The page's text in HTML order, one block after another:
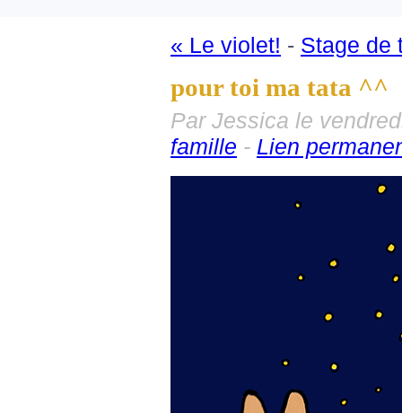
« Le violet! - Stage de
pour toi ma tata ^^
Par Jessica le
famille - Lien